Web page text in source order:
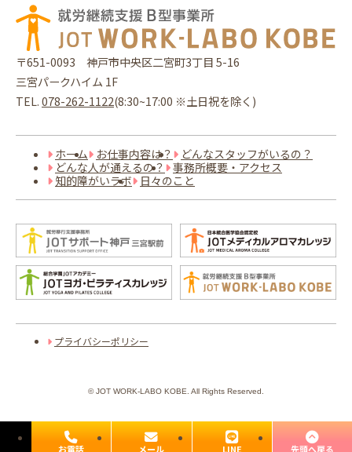
お電話 メール LINE 先頭へ戻る
〒651-0093 神戸市中央区二宮町3丁目 5-16
三宮パークハイム 1F
TEL. 078-262-1122(8:30~17:00 ※土日祝を除く)
ホーム お仕事内容は？
どんなスタッフがいるの？
どんな人が通えるの？
事務所概要・アクセス
知的障がいラボ
日々のこと
プライバシーポリシー
©JOT WORK-LABO KOBE. All Rights Reserved.